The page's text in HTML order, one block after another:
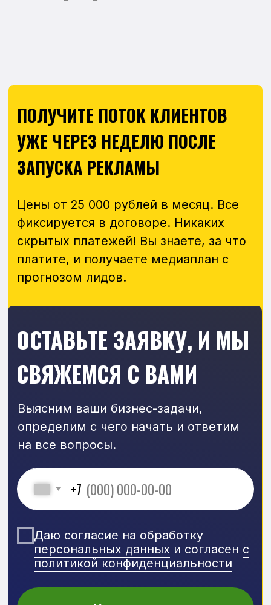
Выясним ваши бизнес-задачи,
на все вопросы.
+7
Даю согласие на обработку
политикой конфиденциальности
Консультация